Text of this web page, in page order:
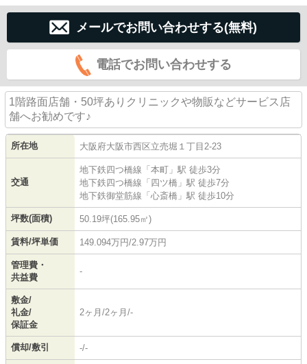
メールでお問い合わせする(無料)
電話でお問い合わせする
1階路面店舗・50坪ありクリニックや物販などサービス店
舗へお勧めです♪
所在地 大阪府大阪市西区立売堀 １丁目2-23
交通
地下鉄四つ橋線 「本町 」駅 徒歩3分
地下鉄四つ橋線 「四ツ橋 」駅 徒歩7分
地下鉄御堂筋線 「心斎橋 」駅 徒歩10分
坪数(面積) 50.19坪(165.95㎡)
賃料/坪単価 149.094万円/2.97万円
管理費・
共益費
-
敷金/
礼金/
保証金
2ヶ月/2ヶ月/-
償却/敷引 -/-